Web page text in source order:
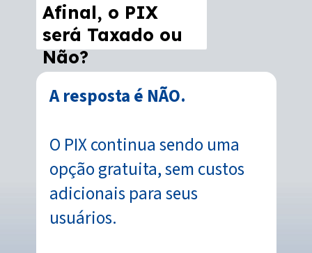
A resposta é NÃO.
O PIX continua sendo uma
opção gratuita, sem custos
adicionais para seus
usuários.
Afinal, o PIX
será Taxado ou
Não?